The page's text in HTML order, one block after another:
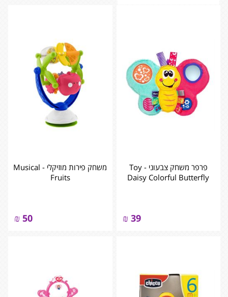
פרפר משחק צבעוני - Toy
Daisy Colorful Butterfly
39
₪
משחק פירות מוזיקלי - Musical
Fruits
50
₪